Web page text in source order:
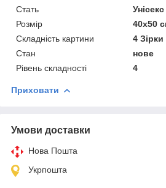
Стать
Унісекс
Розмір
40х50
Складність картини
4
Стан
нове
Рівень складності
4
Приховати
Умови доставки
Нова Пошта
Укрпошта